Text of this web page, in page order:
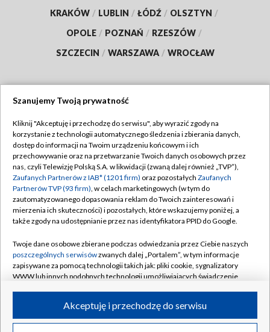
KRAKÓW / LUBLIN / ŁÓDŹ / OLSZTYN /
OPOLE / POZNAŃ / RZESZÓW /
SZCZECIN / WARSZAWA / WROCŁAW
TVP
Abonament TVP
Emisja w TVP
Centrum informacji TVP
Naziemna Telewizja Cyfrowa
Rada Programowa
System NOS
Informacje o nadawcy
Program dla prasy
Regulamin TVP
Polityka prywatności
Moje zgody
Pomoc
Kontakt
Kanały
©2026 Telewizja Polska S.A. w likwidacji
Szanujemy Twoją prywatność
Kliknij "Akceptuję i przechodzę do serwisu", aby wyrazić zgody na
korzystanie z technologii automatycznego śledzenia i zbierania danych,
dostęp do informacji na Twoim urządzeniu końcowym i ich
przechowywanie oraz na przetwarzanie Twoich danych osobowych przez
nas, czyli Telewizję Polską S.A. w likwidacji (zwaną dalej również „TVP”),
Zaufanych Partnerów z IAB* (1201 firm) oraz pozostałych Zaufanych
Partnerów TVP (93 firm), w celach marketingowych (w tym do
zautomatyzowanego dopasowania reklam do Twoich zainteresowań i
mierzenia ich skuteczności) i pozostałych, które wskazujemy poniżej, a
także zgody na udostępnianie przez nas identyfikatora PPID do Google.
Twoje dane osobowe zbierane podczas odwiedzania przez Ciebie naszych
poszczególnych serwisówzwanych dalej „Portalem”, w tym informacje
zapisywane za pomocą technologii takich jak: pliki cookie, sygnalizatory
WWW lub innych podobnych technologii umożliwiających świadczenie
ruchu w Internecie.Akceptuję i przechodzę do serwisu